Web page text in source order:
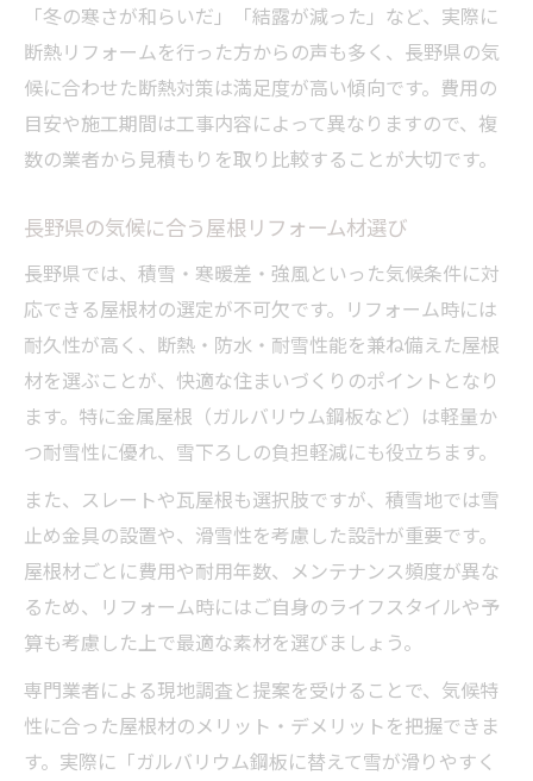
予算内で品質を保つリフォームの考え方
費用を左右するリフォーム工法の違い
リフォーム費用で失敗しないための対策
補助金や助成制度を活用したリフォーム
耐久性重視のリフォーム材料と選定法
リフォームで実現する長寿命な屋根環境
屋根リフォーム後の正しいケア方法
屋根リフォームで防ぐ劣化と雨漏り対策
長期視点で選ぶリフォームのコツ
「冬の寒さが和らいだ」「結露が減った」など、実際に
断熱リフォームを行った方からの声も多く、長野県の気
候に合わせた断熱対策は満足度が高い傾向です。費用の
目安や施工期間は工事内容によって異なりますので、複
数の業者から見積もりを取り比較することが大切です。
長野県の気候に合う屋根リフォーム材選び
長野県では、積雪・寒暖差・強風といった気候条件に対
応できる屋根材の選定が不可欠です。リフォーム時には
耐久性が高く、断熱・防水・耐雪性能を兼ね備えた屋根
材を選ぶことが、快適な住まいづくりのポイントとなり
ます。特に金属屋根（ガルバリウム鋼板など）は軽量か
つ耐雪性に優れ、雪下ろしの負担軽減にも役立ちます。
また、スレートや瓦屋根も選択肢ですが、積雪地では雪
止め金具の設置や、滑雪性を考慮した設計が重要です。
屋根材ごとに費用や耐用年数、メンテナンス頻度が異な
るため、リフォーム時にはご自身のライフスタイルや予
算も考慮した上で最適な素材を選びましょう。
専門業者による現地調査と提案を受けることで、気候特
性に合った屋根材のメリット・デメリットを把握できま
す。実際に「ガルバリウム鋼板に替えて雪が滑りやすく